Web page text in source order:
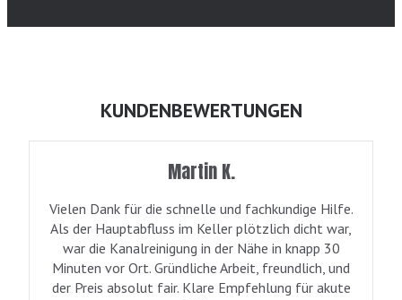
KUNDENBEWERTUNGEN
Martin K.
Vielen Dank für die schnelle und fachkundige Hilfe.
Als der Hauptabfluss im Keller plötzlich dicht war,
war die Kanalreinigung in der Nähe in knapp 30
Minuten vor Ort. Gründliche Arbeit, freundlich, und
der Preis absolut fair. Klare Empfehlung für akute